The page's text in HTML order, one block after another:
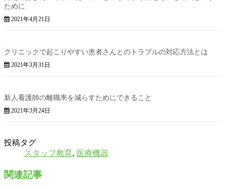
ために
2021年4月21日
クリニックで起こりやすい患者さんとのトラブルの対応方法とは
2021年3月31日
新人看護師の離職率を減らすためにできること
2021年3月24日
投稿タグ
スタッフ教育, 医療機器
関連記事